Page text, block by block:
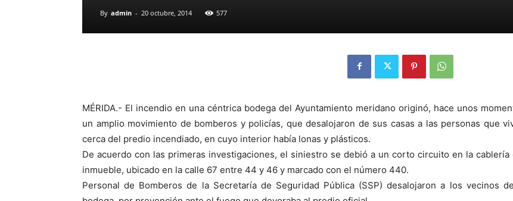
By admin - 20 octubre, 2014 577
MÉRIDA.- El incendio en una céntrica bodega del Ayuntamiento meridano originó, hace unos
un amplio movimiento de bomberos y policías, que desalojaron de sus casas a las personas que
cerca del predio incendiado, en cuyo interior había lonas y plásticos.
De acuerdo con las primeras investigaciones, el siniestro se debió a un corto circuito en la cablería
inmueble, ubicado en la calle 67 entre 44 y 46 y marcado con el número 440.
Personal de Bomberos de la Secretaría de Seguridad Pública (SSP) desalojaron a los vecinos